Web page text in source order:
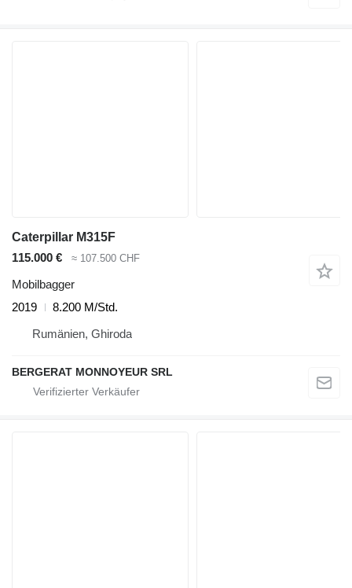
Caterpillar M315F
115.000 €
≈ 107.500 CHF
Mobilbagger
2019
8.200 M/Std.
Rumänien, Ghiroda
BERGERAT MONNOYEUR SRL